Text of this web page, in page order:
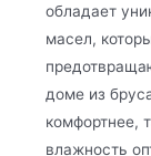
обладает
масел,
доме из
комфортнее,
влажность